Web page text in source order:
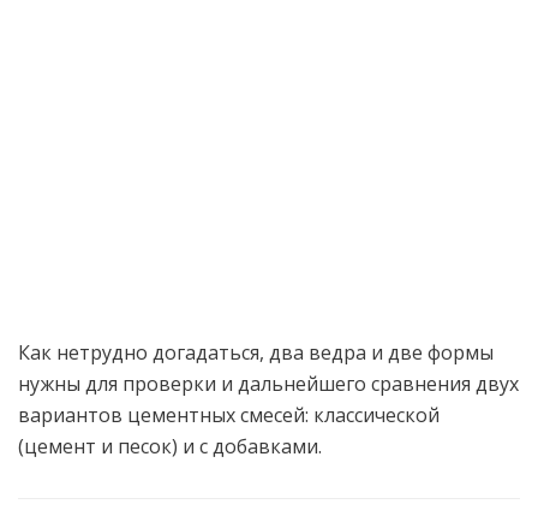
Как нетрудно догадаться, два ведра и две формы
нужны для проверки и дальнейшего сравнения двух
вариантов цементных смесей: классической
(цемент и песок) и с добавками.